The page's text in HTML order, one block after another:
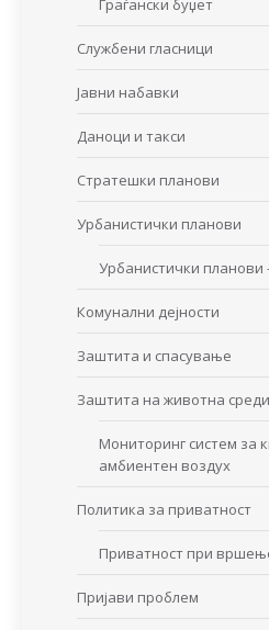
Граѓански буџет
Службени гласници
Јавни набавки
Даноци и такси
Стратешки планови
Урбанистички планови
Урбанистички планови
Комунални дејности
Заштита и спасување
Заштита на животна
Мониторинг систем за
амбиентен воздух
Политика за приватност
Приватност при
Пријави проблем